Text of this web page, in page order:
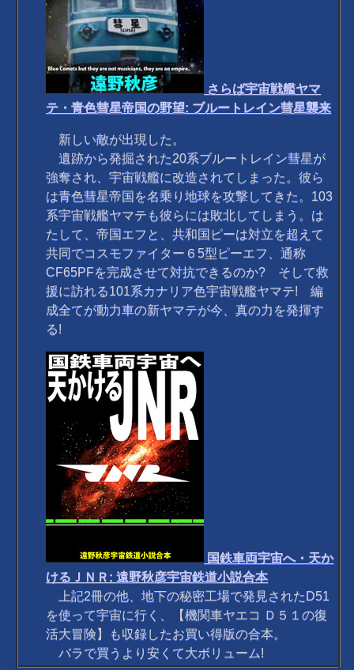
さらば宇宙戦艦ヤマ
テ・青色彗星帝国の野望: ブルートレイン彗星襲来
新しい敵が出現した。
遺跡から発掘された20系ブルートレイン彗星が
強奪され、宇宙戦艦に改造されてしまった。彼ら
は青色彗星帝国を名乗り地球を攻撃してきた。103
系宇宙戦艦ヤマテも彼らには敗北してしまう。は
たして、帝国エフと、共和国ピーは対立を超えて
共同でコスモファイター６5型ピーエフ、通称
CF65PFを完成させて対抗できるのか? そして救
援に訪れる101系カナリア色宇宙戦艦ヤマテ! 編
成全てが動力車の新ヤマテが今、真の力を発揮す
る!
国鉄車両宇宙へ・天か
けるＪＮＲ: 遠野秋彦宇宙鉄道小説合本
上記2冊の他、地下の秘密工場で発見されたD51
を使って宇宙に行く、【機関車ヤエコ Ｄ５１の復
活大冒険】も収録したお買い得版の合本。
バラで買うより安くて大ボリューム!